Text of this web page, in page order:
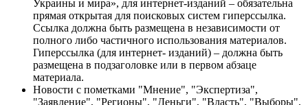
Украины и мира», для интернет-изданий – обязательна
прямая открытая для поисковых систем гиперссылка.
Ссылка должна быть размещена в независимости от
полного либо частичного использования материалов.
Гиперссылка (для интернет- изданий) – должна быть
размещена в подзаголовке или в первом абзаце
материала.
Новости с пометками "Мнение", "Экспертиза",
"Заявление", "Регионы", "Деньги", "Власть", "Выборы",